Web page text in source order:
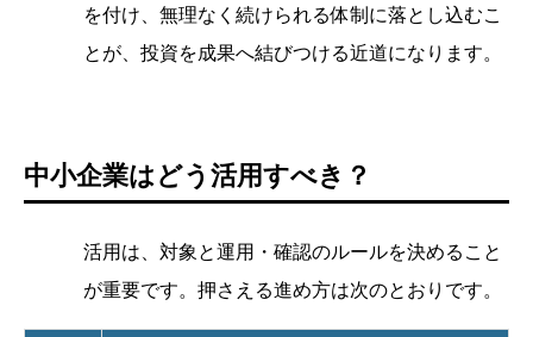
を付け、無理なく続けられる体制に落とし込むこ
とが、投資を成果へ結びつける近道になります。
中小企業はどう活用すべき？
活用は、対象と運用・確認のルールを決めること
が重要です。押さえる進め方は次のとおりです。